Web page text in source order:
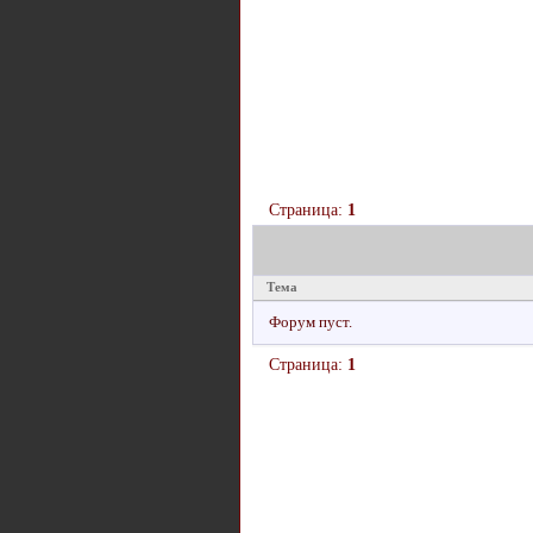
Страница: 1
Тема
Форум пуст.
Страница: 1